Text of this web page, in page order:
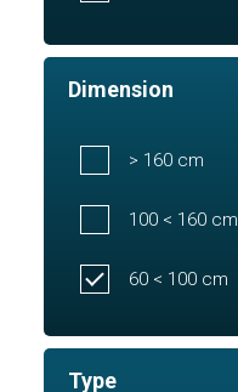
Dimension
> 160 cm
100 < 160 cm
60 < 100 cm
Type